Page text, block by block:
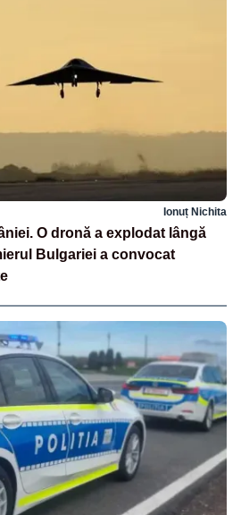
Ionuț Nichita
O dronă a explodat lângă
Bulgariei a convocat